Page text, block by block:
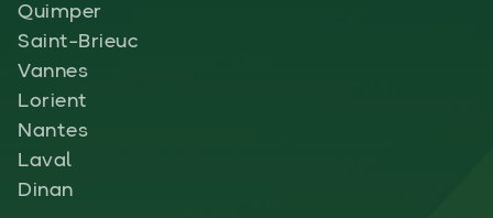
Quimper
Saint-Brieuc
Vannes
Lorient
Nantes
Laval
Dinan